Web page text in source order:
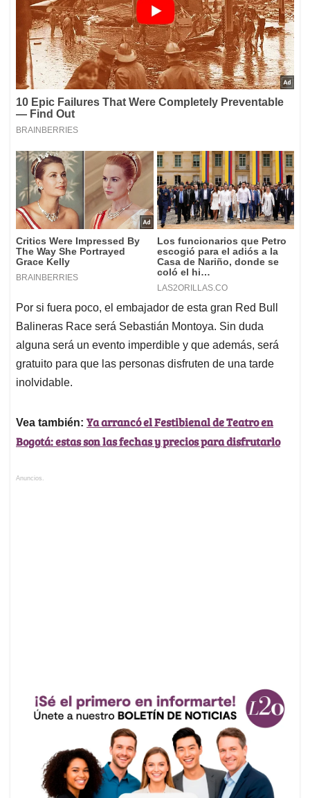
Por si fuera poco, el embajador de esta gran Red Bull
Balineras Race será Sebastián Montoya. Sin duda
alguna será un evento imperdible y que además, será
gratuito para que las personas disfruten de una tarde
inolvidable.
Vea también: Ya arrancó el Festibienal de Teatro en
Bogotá: estas son las fechas y precios para disfrutarlo
Anuncios.